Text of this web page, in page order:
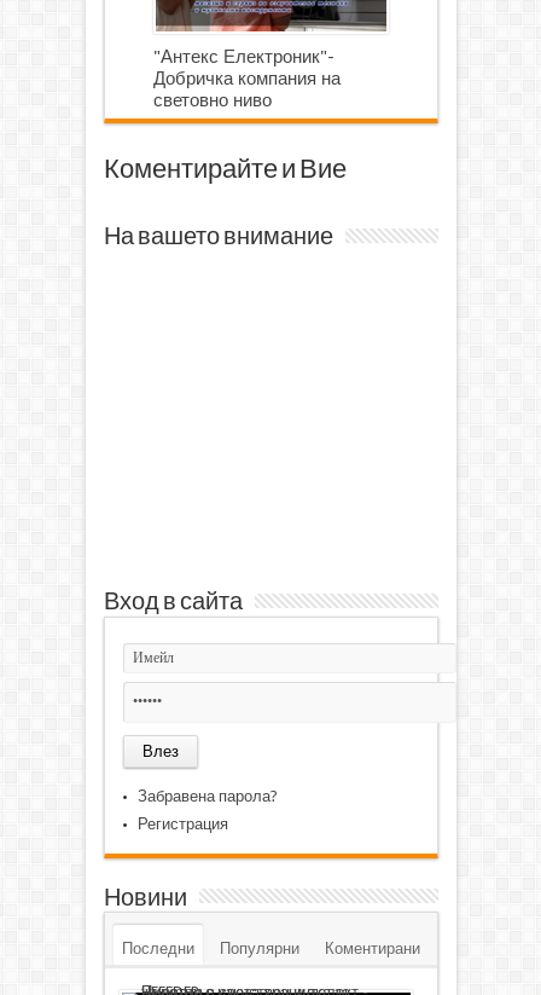
"Антекс Електроник"-
Добричка компания на
световно ниво
Коментирайте и Вие
На вашето внимание
Вход в сайта
Забравена парола?
Регистрация
Новини
Последни Популярни Коментирани